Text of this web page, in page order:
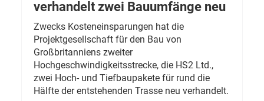
verhandelt zwei Bauumfänge neu
Zwecks Kosteneinsparungen hat die
Projektgesellschaft für den Bau von
Großbritanniens zweiter
Hochgeschwindigkeitsstrecke, die HS2 Ltd.,
zwei Hoch- und Tiefbaupakete für rund die
Hälfte der entstehenden Trasse neu verhandelt.